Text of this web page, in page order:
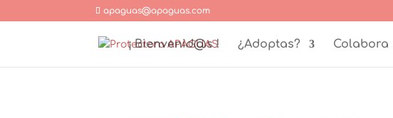
apaguas@apaguas.com
¡ Bienvenid@s ! ¿Adoptas? Colabora